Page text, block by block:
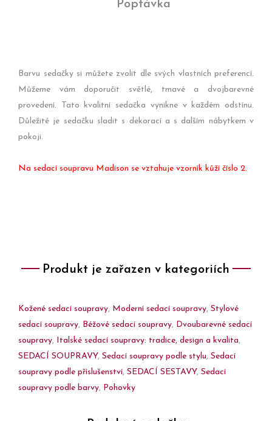
Poptávka
Barvu sedačky si můžete zvolit dle svých vlastních preferencí.
Můžeme vám doporučit světlé, tmavé a dvojbarevné
provedení. Tato kvalitní sedačka vynikne v každém odstínu.
Důležité je sedačku sladit s dekorací a s dalším nábytkem v
pokoji.
Na sedací soupravu Madison se vztahuje vzorník kůží číslo 2.
Produkt je zařazen v kategoriích
Kožené sedací soupravy, Moderní sedací soupravy, Stylové
sedací soupravy, Béžové sedací soupravy, Dvoubarevné sedací
soupravy, Italské sedací soupravy: tradice, design a kvalita,
SEDACÍ SOUPRAVY, Sedací soupravy podle stylu, Sedací
soupravy podle příslušenství, SEDACÍ SESTAVY, Sedací
soupravy podle barvy, Pohovky